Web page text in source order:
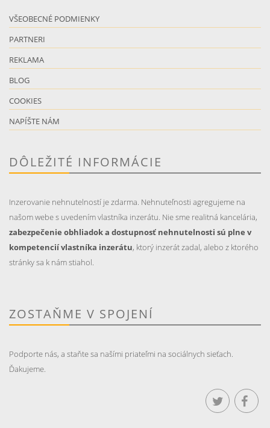
VŠEOBECNÉ PODMIENKY
PARTNERI
REKLAMA
BLOG
COOKIES
NAPÍŠTE NÁM
DÔLEŽITÉ INFORMÁCIE
Inzerovanie nehnutelností je zdarma. Nehnuteľnosti agregujeme na
našom webe s uvedením vlastníka inzerátu. Nie sme realitná kancelária,
zabezpečenie obhliadok a dostupnosť nehnutelnosti sú plne v
kompetencií vlastníka inzerátu, ktorý inzerát zadal, alebo z ktorého
stránky sa k nám stiahol.
ZOSTAŇME V SPOJENÍ
Podporte nás, a staňte sa našími priateľmi na sociálnych sieťach.
Ďakujeme.